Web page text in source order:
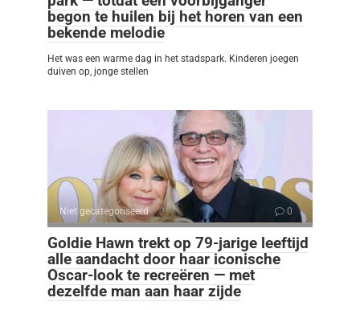
begon te huilen bij het horen van een
bekende melodie
Het was een warme dag in het stadspark. Kinderen joegen
duiven op, jonge stellen
Niet gecategoriseerd 0
Goldie Hawn trekt op 79-jarige leeftijd
alle aandacht door haar iconische
Oscar-look te recreëren — met
dezelfde man aan haar zijde